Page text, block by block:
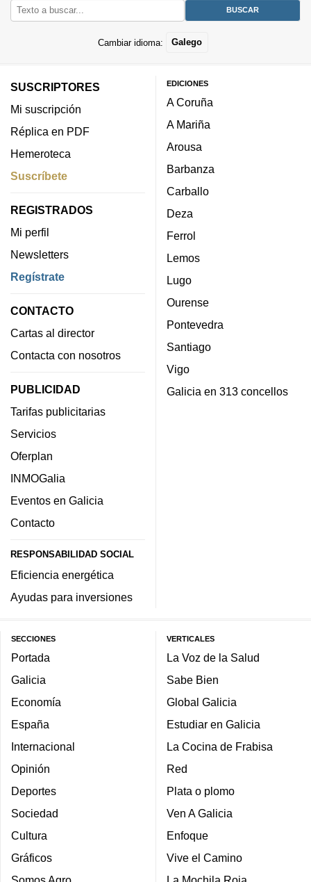
Cambiar idioma: Galego
SUSCRIPTORES
Mi suscripción
Réplica en PDF
Hemeroteca
Suscríbete
REGISTRADOS
Mi perfil
Newsletters
Regístrate
CONTACTO
Cartas al director
Contacta con nosotros
PUBLICIDAD
Tarifas publicitarias
Servicios
Oferplan
INMOGalia
Eventos en Galicia
Contacto
RESPONSABILIDAD SOCIAL
Eficiencia energética
Ayudas para inversiones
EDICIONES
A Coruña
A Mariña
Arousa
Barbanza
Carballo
Deza
Ferrol
Lemos
Lugo
Ourense
Pontevedra
Santiago
Vigo
Galicia en 313 concellos
SECCIONES
Portada
Galicia
Economía
España
Internacional
Opinión
Deportes
Sociedad
Cultura
Gráficos
VERTICALES
La Voz de la Salud
Sabe Bien
Global Galicia
Estudiar en Galicia
La Cocina de Frabisa
Red
Plata o plomo
Ven A Galicia
Enfoque
Vive el Camino